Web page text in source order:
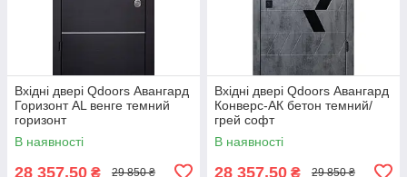
Вхідні двері Qdoors Авангард
Горизонт AL венге темний
горизонт
В наявності
28 357,50 ₴ 29 850 ₴
Вхідні двері Qdoors Авангард
Конверс-АК бетон темний/
грей софт
В наявності
28 357,50 ₴ 29 850 ₴